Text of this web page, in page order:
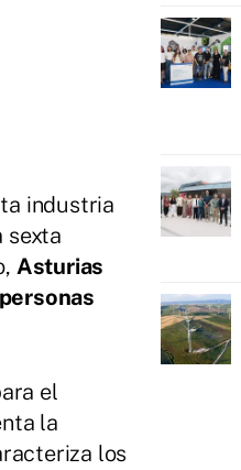
industria
sexta
Asturias
el
la
los